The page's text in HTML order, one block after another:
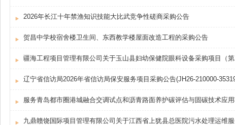
2026年长江十年禁渔知识技能大比武竞争性磋商采购公告
贺昌中学校宿舍楼卫生间、东西教学楼屋面改造工程的采购公告
疆海工程项目管理有限公司关于玉山县妇幼保健院眼科设备采购项目（
辽宁省信访局2026年省信访局保安服务项目采购公告(JH26-210000-
服务青岛都市圈港城融合交调试点和沥青路面养护碳评估与固碳技术应